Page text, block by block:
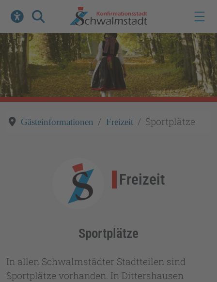
Werkzeuge zur Barrierefreiheit öffnen
Suche
Gästeinformationen Freizeit Sportplätze
Freizeit
Sportplätze
In allen Schwalmstädter Stadtteilen sind
Sportplätze vorhanden. In Dittershausen